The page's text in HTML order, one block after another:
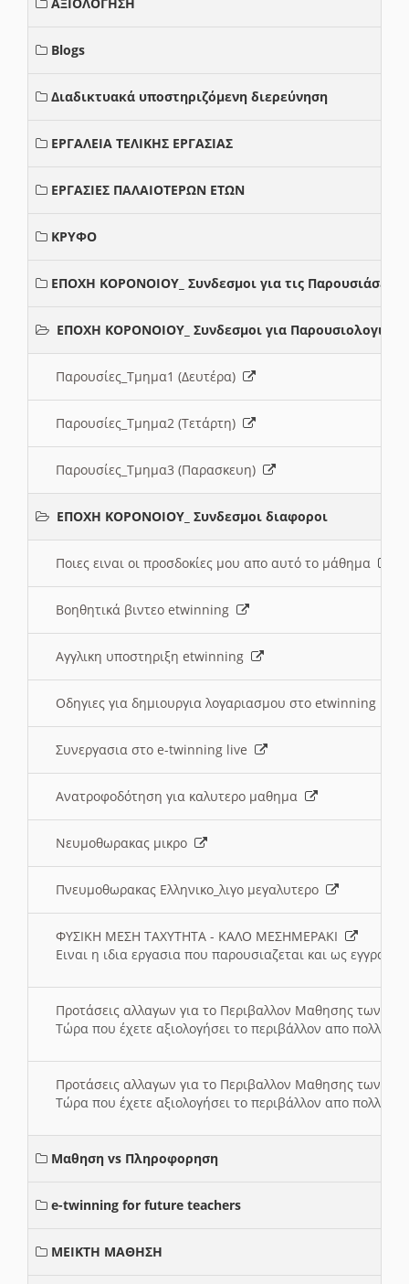
Blogs
Διαδικτυακά υποστηριζόμενη διερεύνηση
ΕΡΓΑΛΕΙΑ ΤΕΛΙΚΗΣ ΕΡΓΑΣΙΑΣ
ΕΡΓΑΣΙΕΣ ΠΑΛΑΙΟΤΕΡΩΝ ΕΤΩΝ
ΚΡΥΦΟ
ΕΠΟΧΗ ΚΟΡΟΝΟΙΟΥ_ Συνδεσμοι για τις Παρουσιάσεις
ΕΠΟΧΗ ΚΟΡΟΝΟΙΟΥ_ Συνδεσμοι για Παρουσιολογια
Παρουσίες_Τμημα1 (Δευτέρα)
Παρουσίες_Τμημα2 (Τετάρτη)
Παρουσίες_Τμημα3 (Παρασκευη)
ΕΠΟΧΗ ΚΟΡΟΝΟΙΟΥ_ Συνδεσμοι διαφοροι
Ποιες ειναι οι προσδοκίες μου απο αυτό το μάθημα
Βοηθητικά βιντεο etwinning
Αγγλικη υποστηριξη etwinning
Οδηγιες για δημιουργια λογαριασμου στο etwinning
Συνεργασια στο e-twinning live
Ανατροφοδότηση για καλυτερο μαθημα
Νευμοθωρακας μικρο
Πνευμοθωρακας Ελληνικο_λιγο μεγαλυτερο
ΦΥΣΙΚΗ ΜΕΣΗ ΤΑΧΥΤΗΤΑ - ΚΑΛΟ ΜΕΣΗΜΕΡΑΚΙ
Ειναι η ιδια εργασια που παρουσιαζεται και ως
Προτάσεις αλλαγων για το Περιβαλλον Μαθησης των
Τώρα που έχετε αξιολογήσει το περιβάλλον απο πολλές
Προτάσεις αλλαγων για το Περιβαλλον Μαθησης των
Τώρα που έχετε αξιολογήσει το περιβάλλον απο πολλές
Μαθηση vs Πληροφορηση
e-twinning for future teachers
ΜΕΙΚΤΗ ΜΑΘΗΣΗ